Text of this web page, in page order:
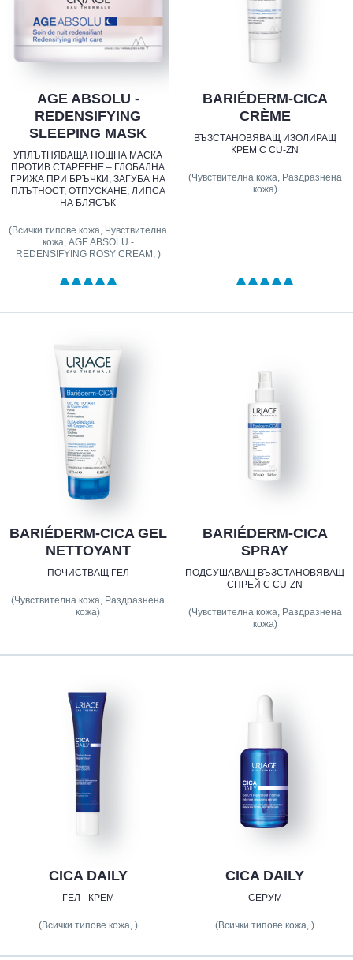
AGE ABSOLU -
REDENSIFYING
SLEEPING MASK
УПЛЪТНЯВАЩА НОЩНА МАСКА
ПРОТИВ СТАРЕЕНЕ – ГЛОБАЛНА
ГРИЖА ПРИ БРЪЧКИ, ЗАГУБА НА
ПЛЪТНОСТ, ОТПУСКАНЕ, ЛИПСА
НА БЛЯСЪК
(Всички типове кожа, Чувствителна
кожа, AGE ABSOLU -
REDENSIFYING ROSY CREAM, )
BARIÉDERM-CICA
CRÈME
ВЪЗСТАНОВЯВАЩ ИЗОЛИРАЩ
КРЕМ С CU-ZN
(Чувствителна кожа, Раздразнена
кожа)
BARIÉDERM-CICA GEL
NETTOYANT
ПОЧИСТВАЩ ГЕЛ
(Чувствителна кожа, Раздразнена
кожа)
BARIÉDERM-CICA
SPRAY
ПОДСУШАВАЩ ВЪЗСТАНОВЯВАЩ
СПРЕЙ С CU-ZN
(Чувствителна кожа, Раздразнена
кожа)
CICA DAILY
ГЕЛ - КРЕМ
(Всички типове кожа, )
CICA DAILY
СЕРУМ
(Всички типове кожа, )